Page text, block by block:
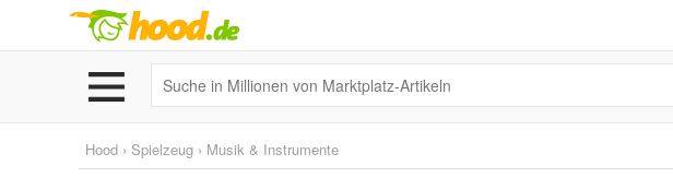
Hood › Spielzeug › Musik & Instrumente